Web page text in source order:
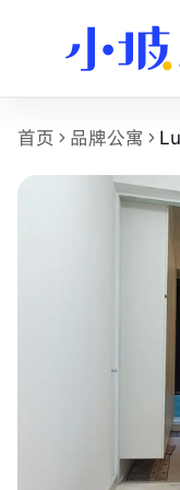
Luxe Ville
Luxe Ville是小坡岛
物业名称：Luxe
品牌或运营方：独
参考起租价：
附近学校：Curtin
首页 品牌公寓